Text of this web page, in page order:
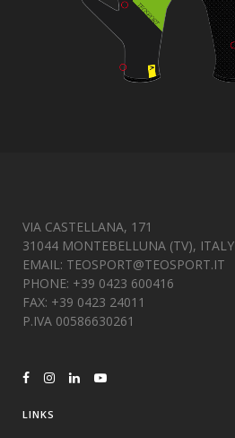
VIA CASTELLANA, 171
31044 MONTEBELLUNA (TV), ITALY
EMAIL: TEOSPORT@TEOSPORT.IT
PHONE: +39 0423 600416
FAX: +39 0423 24011
P.IVA 00586630261
LINKS